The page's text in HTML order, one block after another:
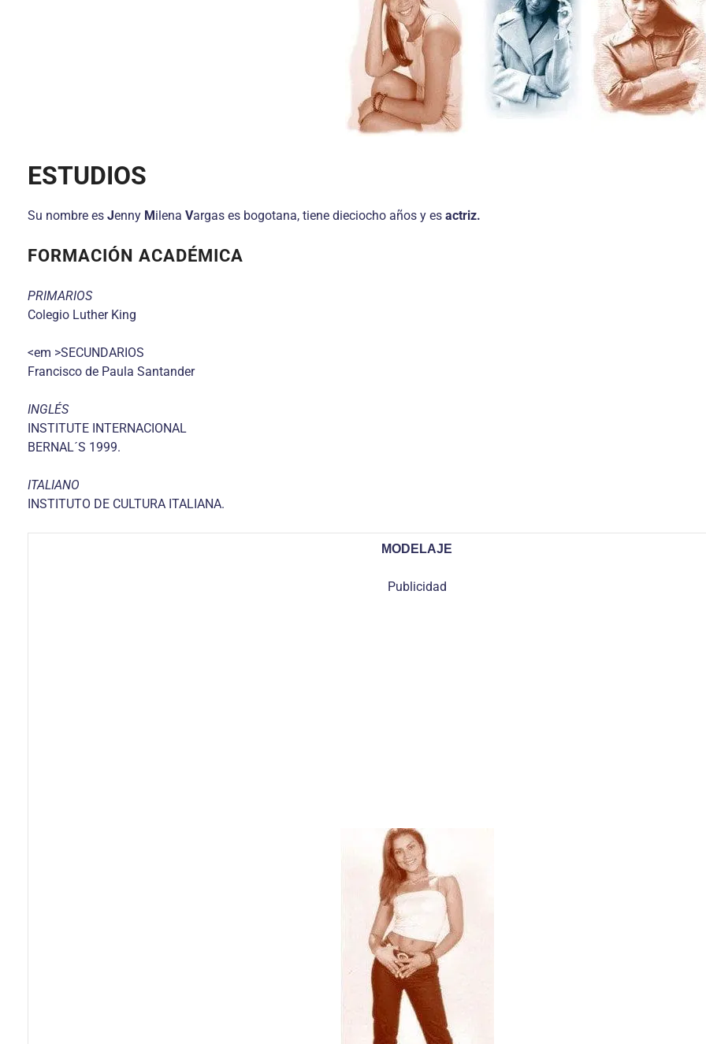
ESTUDIOS
Su nombre es Jenny Milena Vargas es bogotana, tiene dieciocho años y es actriz.
FORMACIÓN ACADÉMICA
PRIMARIOS
Colegio Luther King
<em >SECUNDARIOS
Francisco de Paula Santander
INGLÉS
INSTITUTE INTERNACIONAL
BERNAL´S 1999.
ITALIANO
INSTITUTO DE CULTURA ITALIANA.
MODELAJE
Publicidad